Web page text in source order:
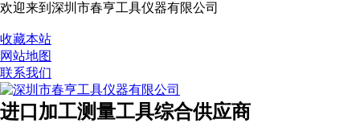
欢迎来到深圳市春亨工具仪器有限公司
收藏本站
网站地图
联系我们
进口加工测量工具综合供应商